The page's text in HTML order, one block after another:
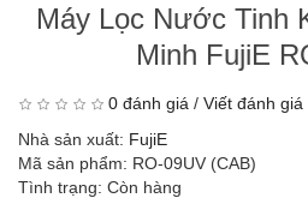
Máy Lọc Nước Tinh
Minh FujiE
0 đánh giá / Viết đánh giá
Nhà sản xuất: FujiE
Mã sản phẩm: RO-09UV (CAB)
Tình trạng: Còn hàng